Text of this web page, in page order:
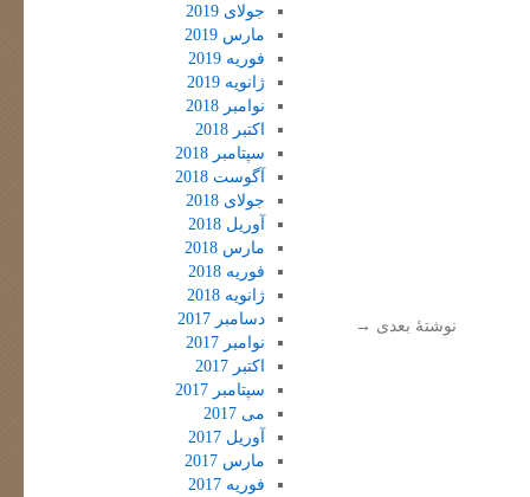
نوشتهٔ بعدی →
جولای 2019
مارس 2019
فوریه 2019
ژانویه 2019
نوامبر 2018
اکتبر 2018
سپتامبر 2018
آگوست 2018
جولای 2018
آوریل 2018
مارس 2018
فوریه 2018
ژانویه 2018
دسامبر 2017
نوامبر 2017
اکتبر 2017
سپتامبر 2017
می 2017
آوریل 2017
مارس 2017
فوریه 2017